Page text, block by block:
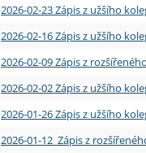
2026-02-23 Zápis z užšího
2026-02-16 Zápis z užšího
2026-02-09 Zápis z
2026-02-02 Zápis z užšího
2026-01-26 Zápis z užšího
2026-01-12 Zápis z